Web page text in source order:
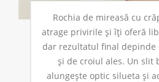
Rochia de mireasă cu
atrage privirile și îți oferă
dar rezultatul final
și de croiul ales. Un slit
alungește optic silueta și